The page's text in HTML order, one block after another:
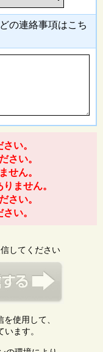
の連絡事項はこち
い。
さい。
せん。
ません。
さい。
い。
してください
使用して、
ます。